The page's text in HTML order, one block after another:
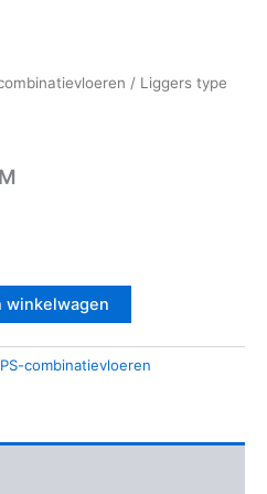
/ Liggers type
winkelwagen
PS-combinatievloeren